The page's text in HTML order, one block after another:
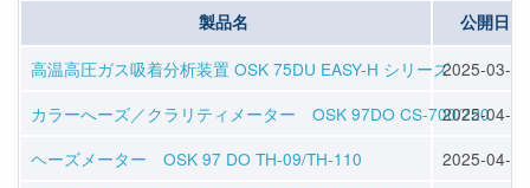
製品名 公開日
高温高圧ガス吸着分析装置 OSK 75DU EASY-H シリーズ2025-03-30
カラーへーズ／クラリティメーター OSK 97DO CS-700/720
2025-04-11
ヘーズメーター OSK 97 DO TH-09/TH-110
2025-04-11